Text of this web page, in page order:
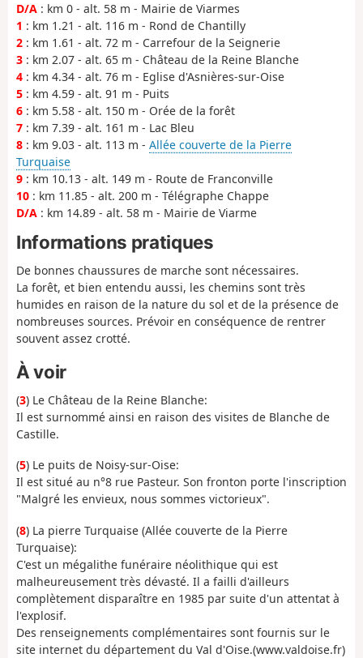
D/A : km 0 - alt. 58 m - Mairie de Viarmes
1 : km 1.21 - alt. 116 m - Rond de Chantilly
2 : km 1.61 - alt. 72 m - Carrefour de la Seignerie
3 : km 2.07 - alt. 65 m - Château de la Reine Blanche
4 : km 4.34 - alt. 76 m - Eglise d'Asnières-sur-Oise
5 : km 4.59 - alt. 91 m - Puits
6 : km 5.58 - alt. 150 m - Orée de la forêt
7 : km 7.39 - alt. 161 m - Lac Bleu
8 : km 9.03 - alt. 113 m - Allée couverte de la Pierre
Turquaise
9 : km 10.13 - alt. 149 m - Route de Franconville
10 : km 11.85 - alt. 200 m - Télégraphe Chappe
D/A : km 14.89 - alt. 58 m - Mairie de Viarme
Informations pratiques
De bonnes chaussures de marche sont nécessaires.
La forêt, et bien entendu aussi, les chemins sont très
humides en raison de la nature du sol et de la présence de
nombreuses sources. Prévoir en conséquence de rentrer
souvent assez crotté.
À voir
(3) Le Château de la Reine Blanche:
Il est surnommé ainsi en raison des visites de Blanche de
Castille.
(5) Le puits de Noisy-sur-Oise:
Il est situé au n°8 rue Pasteur. Son fronton porte l'inscription
"Malgré les envieux, nous sommes victorieux".
(8) La pierre Turquaise (Allée couverte de la Pierre
Turquaise):
C'est un mégalithe funéraire néolithique qui est
malheureusement très dévasté. Il a failli d'ailleurs
complètement disparaître en 1985 par suite d'un attentat à
l'explosif.
Des renseignements complémentaires sont fournis sur le
site internet du département du Val d'Oise.(www.valdoise.fr)